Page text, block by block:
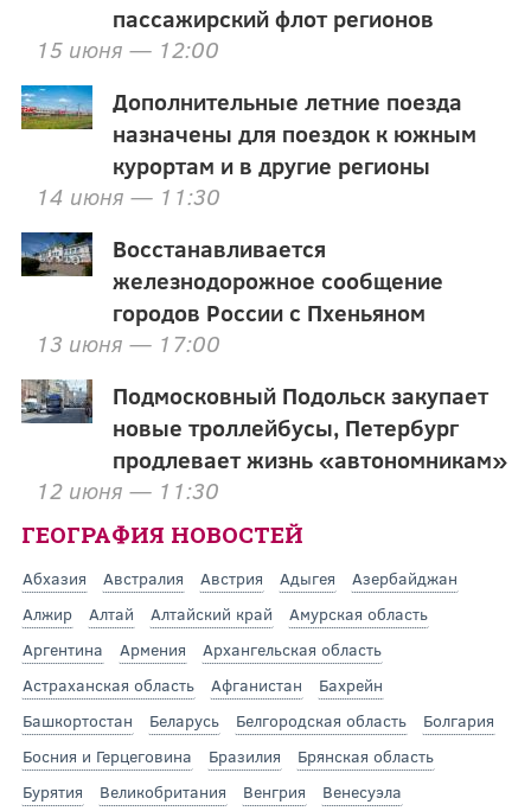
пассажирский флот регионов
15 июня — 12:00
Дополнительные летние поезда
назначены для поездок к южным
курортам и в другие регионы
14 июня — 11:30
Восстанавливается
железнодорожное сообщение
городов России с Пхеньяном
13 июня — 17:00
Подмосковный Подольск закупает
новые троллейбусы, Петербург
продлевает жизнь «автономникам»
12 июня — 11:30
ГЕОГРАФИЯ НОВОСТЕЙ
Абхазия Австралия Австрия Адыгея
Азербайджан
Алжир
Алтай Алтайский край
Амурская область
Аргентина
Армения
Архангельская область
Астраханская область
Афганистан
Бахрейн
Башкортостан
Беларусь Белгородская область
Болгария
Босния и Герцеговина
Бразилия
Брянская область
Бурятия
Великобритания Венгрия
Венесуэла